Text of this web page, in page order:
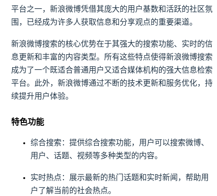
平台之一，新浪微博凭借其庞大的用户基数和活跃的社区氛
围，已经成为许多人获取信息和分享观点的重要渠道。
新浪微博搜索的核心优势在于其强大的搜索功能、实时的信
息更新和丰富的内容类型。所有这些特点使得新浪微博搜索
成为了一个既适合普通用户又适合媒体机构的强大信息检索
平台。此外，新浪微博通过不断的技术更新和服务优化，持
续提升用户体验。
特色功能
综合搜索：提供综合搜索功能，用户可以搜索微博、
用户、话题、视频等多种类型的内容。
实时热点：展示最新的热门话题和实时新闻，帮助用
户了解当前的社会热点。